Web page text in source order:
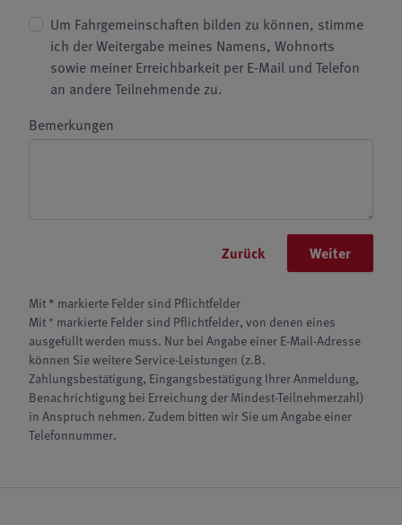
Um Fahrgemeinschaften bilden zu können, stimme
ich der Weitergabe meines Namens, Wohnorts
sowie meiner Erreichbarkeit per E-Mail und Telefon
an andere Teilnehmende zu.
Bemerkungen
Zurück Weiter
Mit * markierte Felder sind Pflichtfelder
Mit+ markierte Felder sind Pflichtfelder, von denen eines
ausgefüllt werden muss. Nur bei Angabe einer E-Mail-Adresse
können Sie weitere Service-Leistungen (z.B.
Zahlungsbestätigung, Eingangsbestätigung Ihrer Anmeldung,
Benachrichtigung bei Erreichung der Mindest-Teilnehmerzahl)
in Anspruch nehmen. Zudem bitten wir Sie um Angabe einer
Telefonnummer.